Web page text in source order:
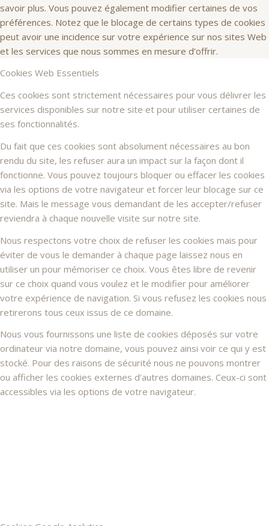
savoir plus. Vous pouvez également modifier certaines de vos
préférences. Notez que le blocage de certains types de cookies
peut avoir une incidence sur votre expérience sur nos sites Web
et les services que nous sommes en mesure d’offrir.
Cookies Web Essentiels
Ces cookies sont strictement nécessaires pour vous délivrer les
services disponibles sur notre site et pour utiliser certaines de
ses fonctionnalités.
Du fait que ces cookies sont absolument nécessaires au bon
rendu du site, les refuser aura un impact sur la façon dont il
fonctionne. Vous pouvez toujours bloquer ou effacer les cookies
via les options de votre navigateur et forcer leur blocage sur ce
site. Mais le message vous demandant de les accepter/refuser
reviendra à chaque nouvelle visite sur notre site.
Nous respectons votre choix de refuser les cookies mais pour
éviter de vous le demander à chaque page laissez nous en
utiliser un pour mémoriser ce choix. Vous êtes libre de revenir
sur ce choix quand vous voulez et le modifier pour améliorer
votre expérience de navigation. Si vous refusez les cookies nous
retirerons tous ceux issus de ce domaine.
Nous vous fournissons une liste de cookies déposés sur votre
ordinateur via notre domaine, vous pouvez ainsi voir ce qui y est
stocké. Pour des raisons de sécurité nous ne pouvons montrer
ou afficher les cookies externes d’autres domaines. Ceux-ci sont
accessibles via les options de votre navigateur.